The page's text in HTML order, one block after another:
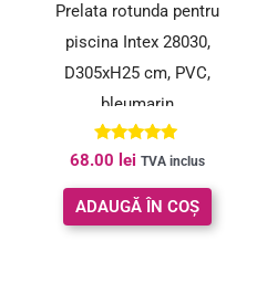
Prelata rotunda pentru
piscina Intex 28030,
D305xH25 cm, PVC,
bleumarin
Evaluat la
5.00
din 5
68.00 lei TVA inclus
ADAUGĂ ÎN COȘ